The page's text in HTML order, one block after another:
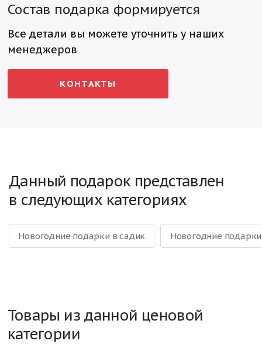
Состав подарка формируется
Все детали вы можете уточнить у наших
менеджеров
КОНТАКТЫ
Данный подарок представлен
в следующих категориях
Новогодние подарки в садик Новогодние
Товары из данной ценовой
категории